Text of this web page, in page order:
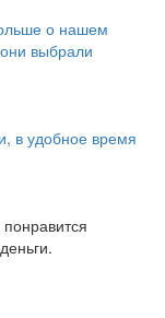
о нашем
выбрали
в удобное время